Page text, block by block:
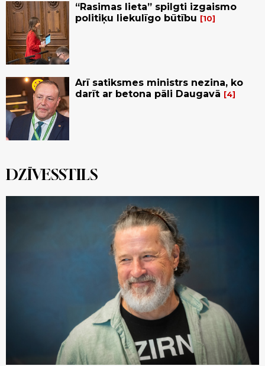
“Rasimas lieta” spilgti izgaismo
politiķu liekulīgo būtību
10
Arī satiksmes ministrs nezina, ko
darīt ar betona pāli Daugavā
4
DZĪVESSTILS